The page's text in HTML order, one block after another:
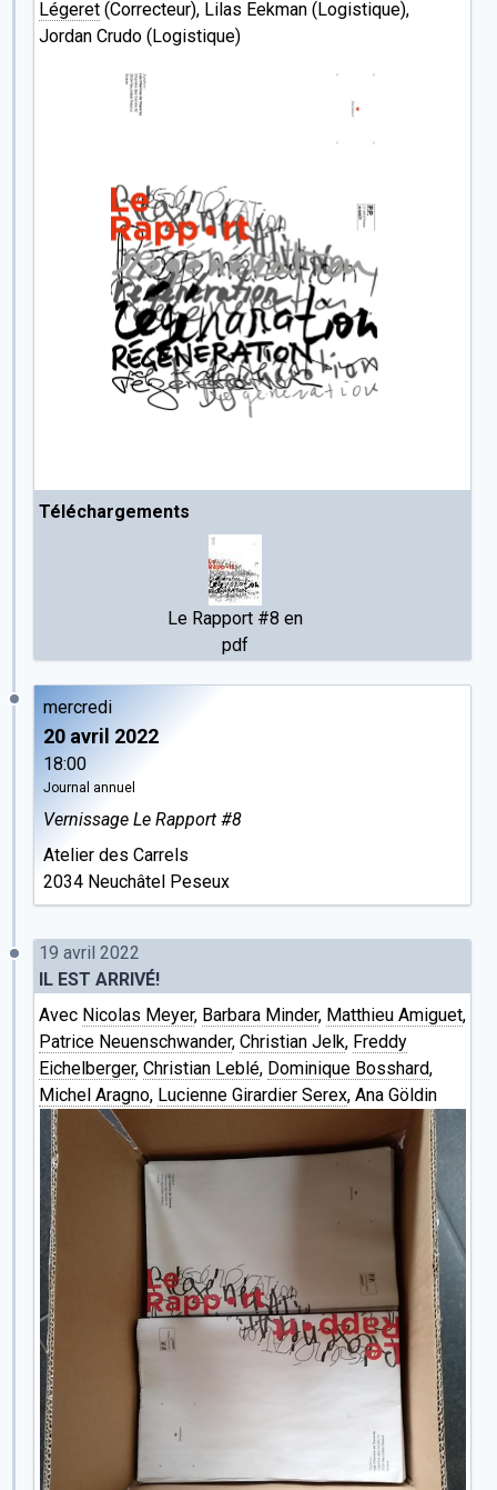
Légeret (Correcteur), Lilas Eekman (Logistique),
Jordan Crudo (Logistique)
Téléchargements
Le Rapport #8 en
pdf
mercredi
20 avril 2022
18:00
Journal annuel
Vernissage Le Rapport #8
Atelier des Carrels
2034 Neuchâtel Peseux
19 avril 2022
IL EST ARRIVÉ!
Avec Nicolas Meyer, Barbara Minder, Matthieu Amiguet,
Patrice Neuenschwander, Christian Jelk, Freddy
Eichelberger, Christian Leblé, Dominique Bosshard,
Michel Aragno, Lucienne Girardier Serex, Ana Göldin